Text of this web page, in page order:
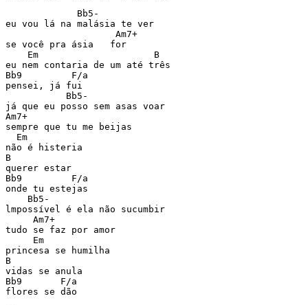
             Bb5-
eu vou lá na malásia te ver
                    Am7+
se você pra ásia   for
    Em                     B
eu nem contaria de um até três
Bb9         F/a
pensei, já fui
           Bb5-
já que eu posso sem asas voar
Am7+
sempre que tu me beijas
  Em
não é histeria
B
querer estar
Bb9         F/a
onde tu estejas
    Bb5-
lmpossível é ela não sucumbir
     Am7+
tudo se faz por amor
     Em
princesa se humilha
B
vidas se anula
Bb9       F/a
flores se dão